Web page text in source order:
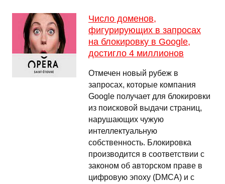
Число доменов,
фигурирующих в запросах
на блокировку в Google,
достигло 4 миллионов
Отмечен новый рубеж в
запросах, которые компания
Google получает для блокировки
из поисковой выдачи страниц,
нарушающих чужую
интеллектуальную
собственность. Блокировка
производится в соответствии с
законом об авторском праве в
цифровую эпоху (DMCA) и с